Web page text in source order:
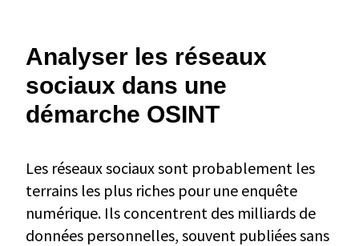
Analyser les réseaux
sociaux dans une
démarche OSINT
Les réseaux sociaux sont probablement les
terrains les plus riches pour une enquête
numérique. Ils concentrent des milliards de
données personnelles, souvent publiées sans